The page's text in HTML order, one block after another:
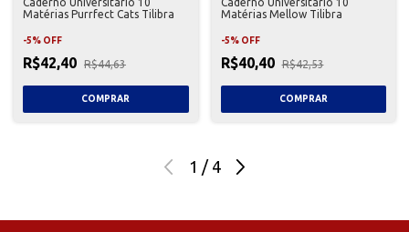
Matérias Purrfect Cats Tilibra
-5% OFF
R$42,40 R$44,63
Matérias Mellow Tilibra
-5% OFF
R$40,40 R$42,53
1 / 4